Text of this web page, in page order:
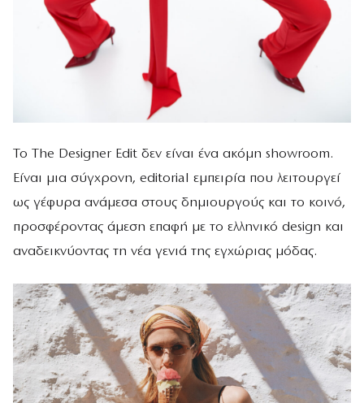
Το The Designer Edit δεν είναι ένα ακόμη showroom.
Είναι μια σύγχρονη, editorial εμπειρία που λειτουργεί
ως γέφυρα ανάμεσα στους δημιουργούς και το κοινό,
προσφέροντας άμεση επαφή με το ελληνικό design και
αναδεικνύοντας τη νέα γενιά της εγχώριας μόδας.